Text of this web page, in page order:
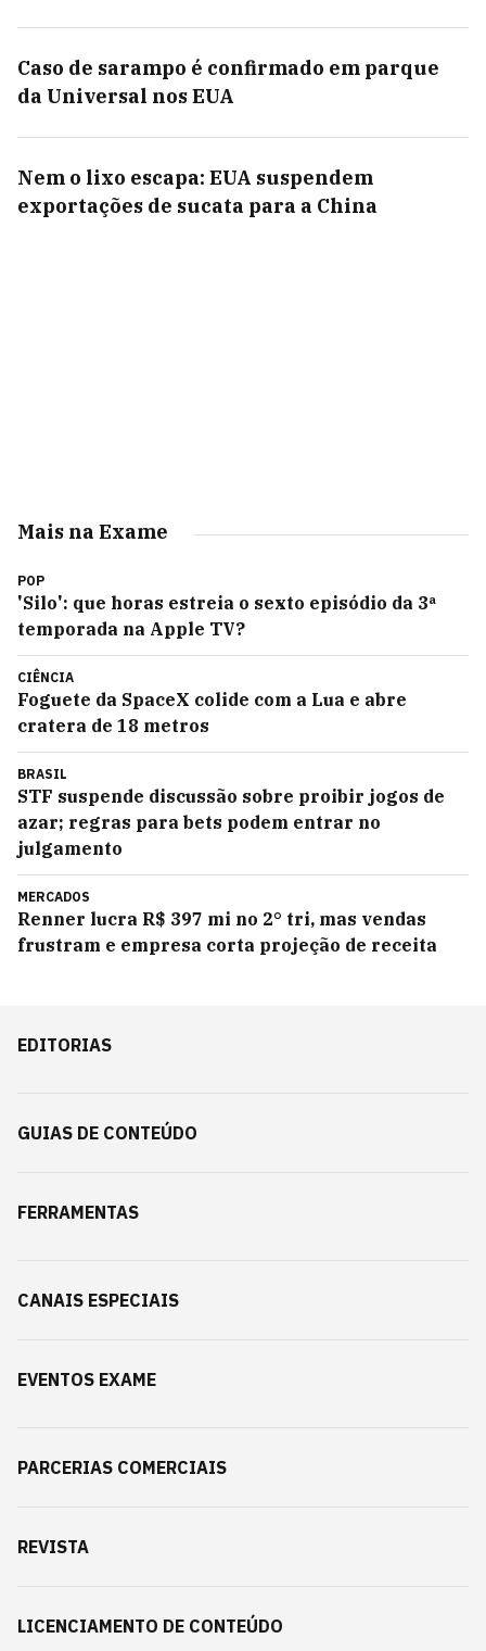
Caso de sarampo é confirmado em parque
da Universal nos EUA
Nem o lixo escapa: EUA suspendem
exportações de sucata para a China
Mais na Exame
POP
'Silo': que horas estreia o sexto episódio da 3ª
temporada na Apple TV?
CIÊNCIA
Foguete da SpaceX colide com a Lua e abre
cratera de 18 metros
BRASIL
STF suspende discussão sobre proibir jogos de
azar; regras para bets podem entrar no
julgamento
MERCADOS
Renner lucra R$ 397 mi no 2° tri, mas vendas
frustram e empresa corta projeção de receita
EDITORIAS
GUIAS DE CONTEÚDO
FERRAMENTAS
CANAIS ESPECIAIS
EVENTOS EXAME
PARCERIAS COMERCIAIS
REVISTA
LICENCIAMENTO DE CONTEÚDO